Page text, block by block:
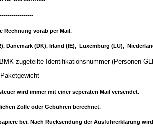
Rechnung vorab per Mail.
Dänemark (DK), Irland (IE), Luxemburg (LU),
BMK zugeteilte Identifikationsnummer
wird immer mit einer seperaten Mail versendet.
Zölle oder Gebühren berechnet.
bei. Nach Rücksendung der Ausfuhrerklärung